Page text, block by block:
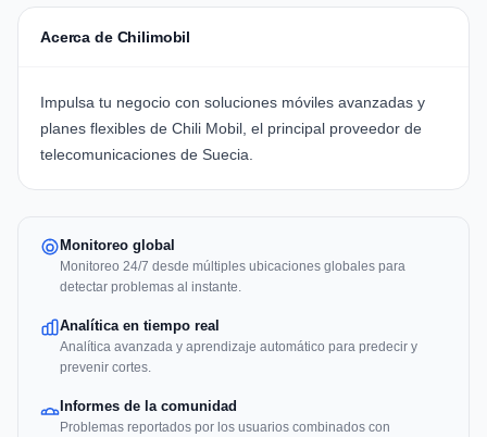
Acerca de Chilimobil
Impulsa tu negocio con soluciones móviles avanzadas y
planes flexibles de Chili Mobil, el principal proveedor de
telecomunicaciones de Suecia.
Monitoreo global
Monitoreo 24/7 desde múltiples ubicaciones globales para
detectar problemas al instante.
Analítica en tiempo real
Analítica avanzada y aprendizaje automático para predecir y
prevenir cortes.
Informes de la comunidad
Problemas reportados por los usuarios combinados con